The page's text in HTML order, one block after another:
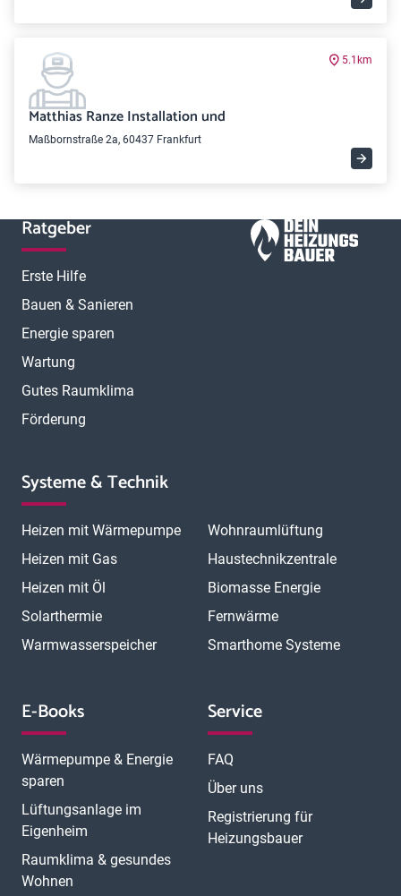
5.1km
Matthias Ranze Installation und
Maßbornstraße 2a, 60437 Frankfurt
Ratgeber
Erste Hilfe
Bauen & Sanieren
Energie sparen
Wartung
Gutes Raumklima
Förderung
Systeme & Technik
Heizen mit Wärmepumpe
Heizen mit Gas
Heizen mit Öl
Solarthermie
Warmwasserspeicher
Wohnraumlüftung
Haustechnikzentrale
Biomasse Energie
Fernwärme
Smarthome Systeme
E-Books
Wärmepumpe & Energie
sparen
Lüftungsanlage im
Eigenheim
Raumklima & gesundes
Wohnen
Service
FAQ
Über uns
Registrierung für
Heizungsbauer